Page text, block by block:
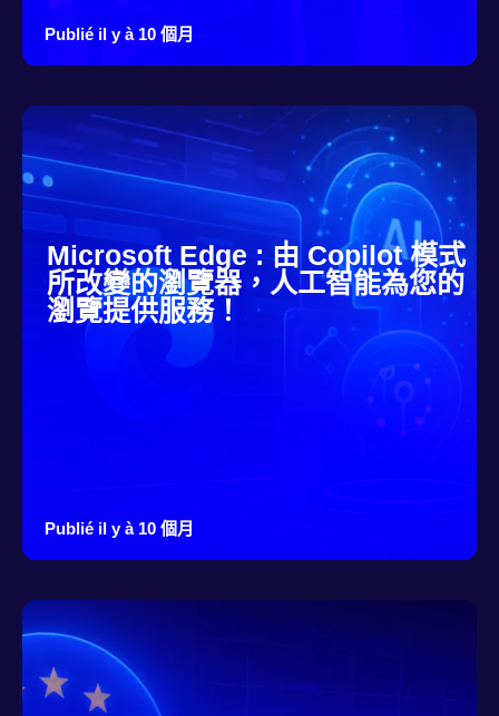
Publié il y à 10 個月
Microsoft Edge : 由 Copilot 模式
所改變的瀏覽器，人工智能為您的
瀏覽提供服務！
Publié il y à 10 個月